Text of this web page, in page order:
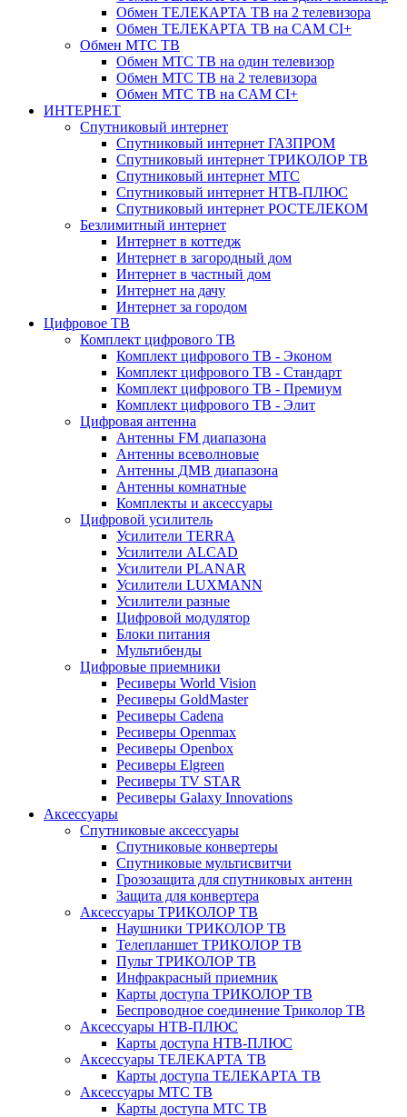
Обмен ТЕЛЕКАРТА ТВ на 2 телевизора
Обмен ТЕЛЕКАРТА ТВ на CAM CI+
Обмен МТС ТВ
Обмен МТС ТВ на один телевизор
Обмен МТС ТВ на 2 телевизора
Обмен МТС ТВ на CAM CI+
ИНТЕРНЕТ
Спутниковый интернет
Спутниковый интернет ГАЗПРОМ
Спутниковый интернет ТРИКОЛОР ТВ
Спутниковый интернет МТС
Спутниковый интернет НТВ-ПЛЮС
Спутниковый интернет РОСТЕЛЕКОМ
Безлимитный интернет
Интернет в коттедж
Интернет в загородный дом
Интернет в частный дом
Интернет на дачу
Интернет за городом
Цифровое ТВ
Комплект цифрового ТВ
Комплект цифрового ТВ - Эконом
Комплект цифрового ТВ - Стандарт
Комплект цифрового ТВ - Премиум
Комплект цифрового ТВ - Элит
Цифровая антенна
Антенны FM диапазона
Антенны всеволновые
Антенны ДМВ диапазона
Антенны комнатные
Комплекты и аксессуары
Цифровой усилитель
Усилители TERRA
Усилители ALCAD
Усилители PLANAR
Усилители LUXMANN
Усилители разные
Цифровой модулятор
Блоки питания
Мультибенды
Цифровые приемники
Ресиверы World Vision
Ресиверы GoldMaster
Ресиверы Cadena
Ресиверы Openmax
Ресиверы Openbox
Ресиверы Elgreen
Ресиверы TV STAR
Ресиверы Galaxy Innovations
Аксессуары
Спутниковые аксессуары
Спутниковые конвертеры
Спутниковые мультисвитчи
Грозозащита для спутниковых антенн
Защита для конвертера
Аксессуары ТРИКОЛОР ТВ
Наушники ТРИКОЛОР ТВ
Телепланшет ТРИКОЛОР ТВ
Пульт ТРИКОЛОР ТВ
Инфракрасный приемник
Карты доступа ТРИКОЛОР ТВ
Беспроводное соединение Триколор ТВ
Аксессуары НТВ-ПЛЮС
Карты доступа НТВ-ПЛЮС
Аксессуары ТЕЛЕКАРТА ТВ
Карты доступа ТЕЛЕКАРТА ТВ
Аксессуары МТС ТВ
Карты доступа МТС ТВ